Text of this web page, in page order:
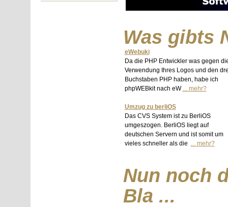
Was gibts
eWebuki
Da die PHP Entwickler was gegen
Verwendung Ihres Logos und den
Buchstaben PHP haben, habe ich
phpWEBkit nach eW ... mehr?
Umzug zu berliOS
Das CVS System ist zu BerliOS
umgeszogen. BerliOS liegt auf
deutschen Servern und ist somit um
vieles schneller als die ... mehr?
Nun noch
Bla ...